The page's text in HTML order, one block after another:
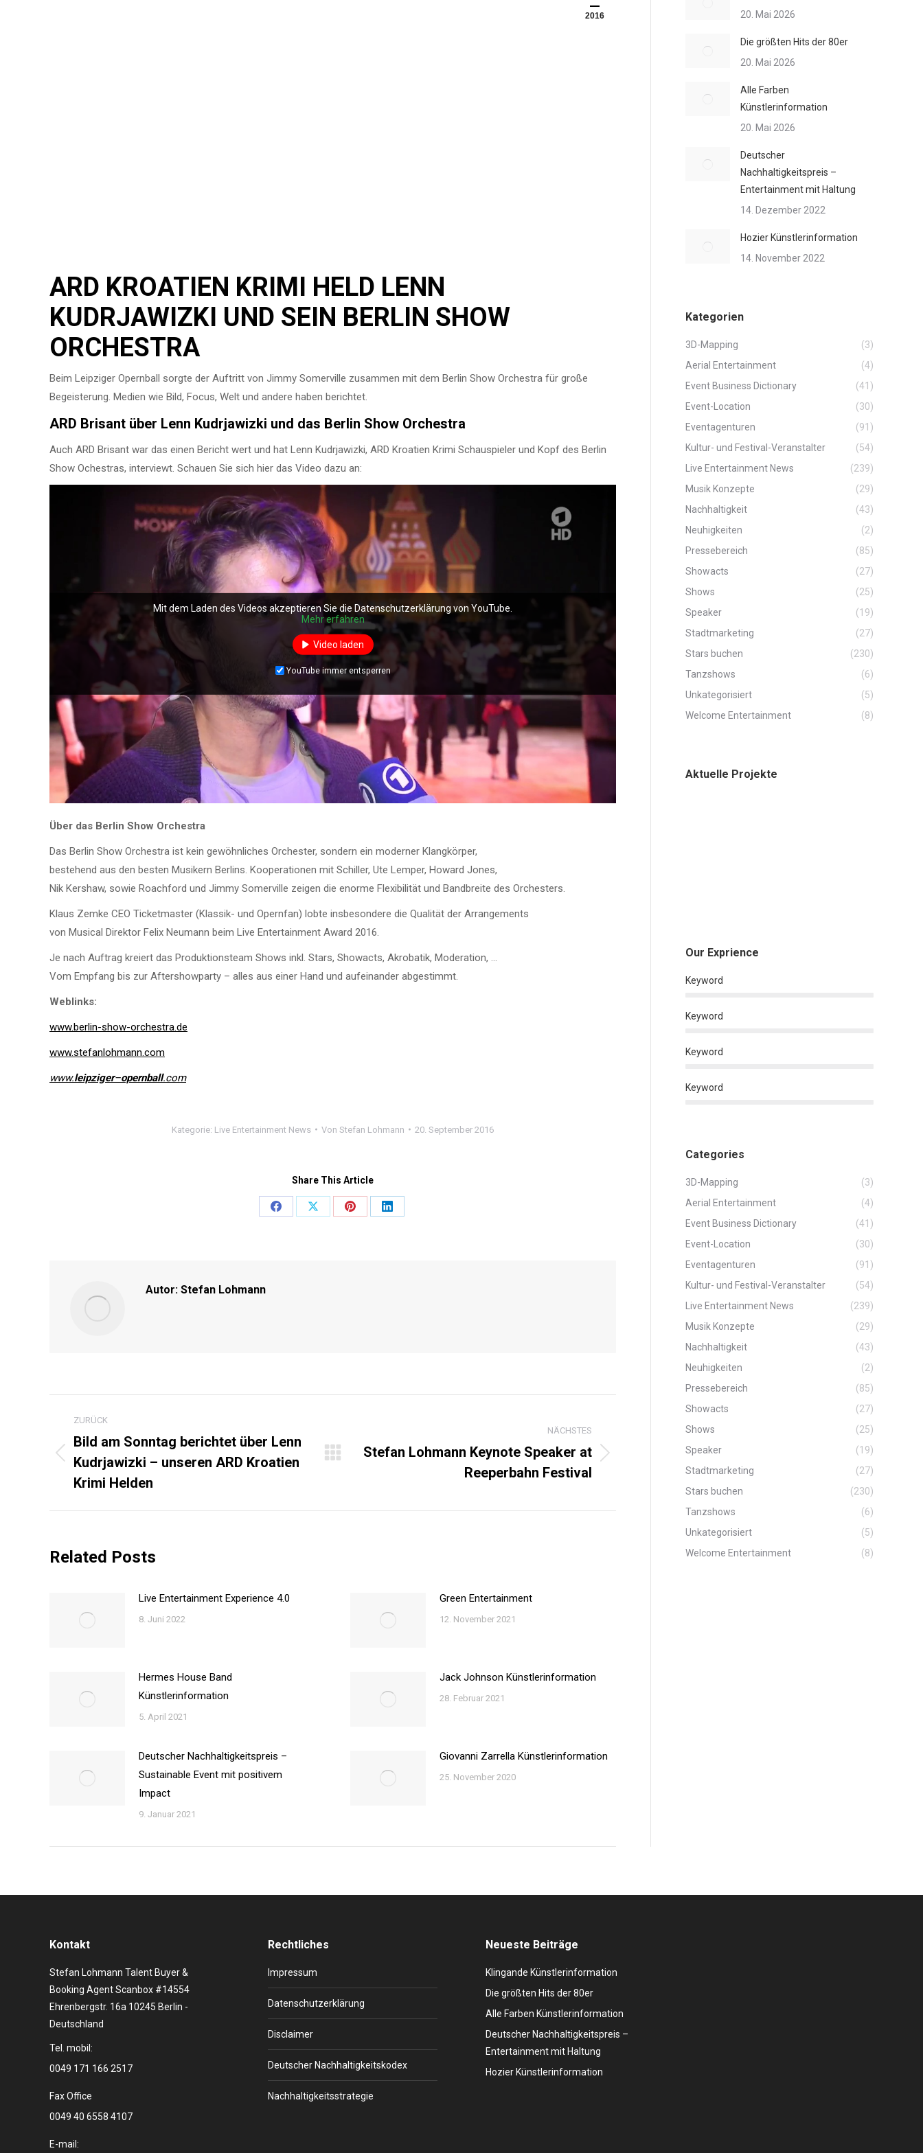
2016
ARD KROATIEN KRIMI HELD LENN
KUDRJAWIZKI UND SEIN BERLIN SHOW
ORCHESTRA
Beim Leipziger Opernball sorgte der Auftritt von Jimmy Somerville zusammen mit dem Berlin Show Orchestra für große
Begeisterung. Medien wie Bild, Focus, Welt und andere haben berichtet.
ARD Brisant über Lenn Kudrjawizki und das Berlin Show Orchestra
Auch ARD Brisant war das einen Bericht wert und hat Lenn Kudrjawizki, ARD Kroatien Krimi Schauspieler und Kopf des Berlin
Show Ochestras, interviewt. Schauen Sie sich hier das Video dazu an:
Mit dem Laden des Videos akzeptieren Sie die Datenschutzerklärung von YouTube.
Mehr erfahren
Video laden
YouTube immer entsperren
Über das Berlin Show Orchestra
Das Berlin Show Orchestra ist kein gewöhnliches Orchester, sondern ein moderner Klangkörper,
bestehend aus den besten Musikern Berlins. Kooperationen mit Schiller, Ute Lemper, Howard Jones,
Nik Kershaw, sowie Roachford und Jimmy Somerville zeigen die enorme Flexibilität und Bandbreite des Orchesters.
Klaus Zemke CEO Ticketmaster (Klassik- und Opernfan) lobte insbesondere die Qualität der Arrangements
von Musical Direktor Felix Neumann beim Live Entertainment Award 2016.
Je nach Auftrag kreiert das Produktionsteam Shows inkl. Stars, Showacts, Akrobatik, Moderation, …
Vom Empfang bis zur Aftershowparty – alles aus einer Hand und aufeinander abgestimmt.
Weblinks:
www.berlin-show-orchestra.de
www.stefanlohmann.com
www.leipziger–opernball.com
Kategorie: Live Entertainment News Von Stefan Lohmann 20. September 2016
Share This Article
Share
Share
Share
Share
Autor: Stefan Lohmann
KOMMENTARNAVIGATION
ZURÜCK
Vorheriger
Beitrag:
Bild am Sonntag berichtet über Lenn
Kudrjawizki – unseren ARD Kroatien
Krimi Helden
NÄCHSTES
Nächster
Stefan Lohmann Keynote Speaker at
Reeperbahn Festival
Related Posts
Live Entertainment Experience 4.0
8. Juni 2022
Green Entertainment
12. November 2021
Hermes House Band
Künstlerinformation
5. April 2021
Jack Johnson Künstlerinformation
28. Februar 2021
Deutscher Nachhaltigkeitspreis –
Sustainable Event mit positivem
Impact
9. Januar 2021
Giovanni Zarrella Künstlerinformation
25. November 2020
20. Mai 2026
Die größten Hits der 80er
20. Mai 2026
Alle Farben
Künstlerinformation
20. Mai 2026
Deutscher
Nachhaltigkeitspreis –
Entertainment mit Haltung
14. Dezember 2022
Hozier Künstlerinformation
14. November 2022
Kategorien
3D-Mapping
(3)
Aerial Entertainment
(4)
Event Business Dictionary
(41)
Event-Location
(30)
Eventagenturen
(91)
Kultur- und Festival-Veranstalter
(54)
Live Entertainment News
(239)
Musik Konzepte
(29)
Nachhaltigkeit
(43)
Neuhigkeiten
(2)
Pressebereich
(85)
Showacts
(27)
Shows
(25)
Speaker
(19)
Stadtmarketing
(27)
Stars buchen
(230)
Tanzshows
(6)
Unkategorisiert
(5)
Welcome Entertainment
(8)
Aktuelle Projekte
Our Exprience
Keyword
Keyword
Keyword
Keyword
Categories
3D-Mapping
(3)
Aerial Entertainment
(4)
Event Business Dictionary
(41)
Event-Location
(30)
Eventagenturen
(91)
Kultur- und Festival-Veranstalter
(54)
Live Entertainment News
(239)
Musik Konzepte
(29)
Nachhaltigkeit
(43)
Neuhigkeiten
(2)
Pressebereich
(85)
Showacts
(27)
Shows
(25)
Speaker
(19)
Stadtmarketing
(27)
Stars buchen
(230)
Tanzshows
(6)
Unkategorisiert
(5)
Welcome Entertainment
(8)
Kontakt
Stefan Lohmann Talent Buyer &
Booking Agent Scanbox #14554
Ehrenbergstr. 16a 10245 Berlin -
Deutschland
Tel. mobil:
0049 171 166 2517
Fax Office
0049 40 6558 4107
E-mail:
Rechtliches
Impressum
Datenschutzerklärung
Disclaimer
Deutscher Nachhaltigkeitskodex
Nachhaltigkeitsstrategie
Neueste Beiträge
Klingande Künstlerinformation
Die größten Hits der 80er
Alle Farben Künstlerinformation
Deutscher Nachhaltigkeitspreis –
Entertainment mit Haltung
Hozier Künstlerinformation